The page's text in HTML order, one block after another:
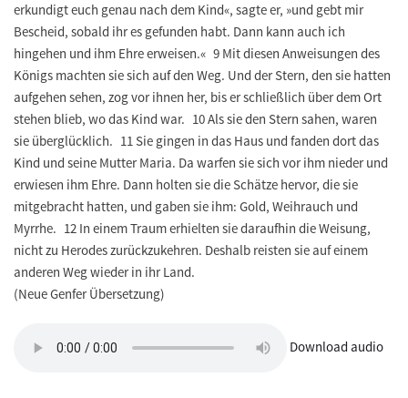
erkundigt euch genau nach dem Kind«, sagte er, »und gebt mir
Bescheid, sobald ihr es gefunden habt. Dann kann auch ich
hingehen und ihm Ehre erweisen.« 9 Mit diesen Anweisungen des
Königs machten sie sich auf den Weg. Und der Stern, den sie hatten
aufgehen sehen, zog vor ihnen her, bis er schließlich über dem Ort
stehen blieb, wo das Kind war. 10 Als sie den Stern sahen, waren
sie überglücklich. 11 Sie gingen in das Haus und fanden dort das
Kind und seine Mutter Maria. Da warfen sie sich vor ihm nieder und
erwiesen ihm Ehre. Dann holten sie die Schätze hervor, die sie
mitgebracht hatten, und gaben sie ihm: Gold, Weihrauch und
Myrrhe. 12 In einem Traum erhielten sie daraufhin die Weisung,
nicht zu Herodes zurückzukehren. Deshalb reisten sie auf einem
anderen Weg wieder in ihr Land.
(Neue Genfer Übersetzung)
Download audio